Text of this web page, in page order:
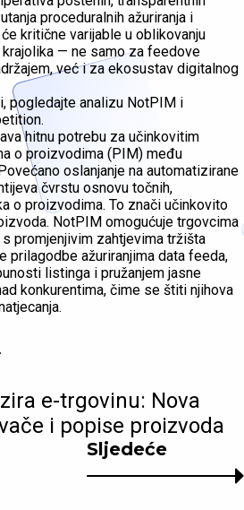
proceduralnih ažuriranja i
kritične varijable u oblikovanju
— ne samo za feedove
već i za ekosustav digitalnog
pogledajte analizu NotPIM i
hitnu potrebu za učinkovitim
o proizvodima (PIM) među
oslanjanje na automatizirane
čvrstu osnovu točnih,
o proizvodima. To znači učinkovito
NotPIM omogućuje trgovcima
promjenjivim zahtjevima tržišta
prilagodbe ažuriranjima data feeda,
listinga i pružanjem jasne
konkurentima, čime se štiti njihova
Sljedeće
e-trgovinu: Nova
i popise proizvoda